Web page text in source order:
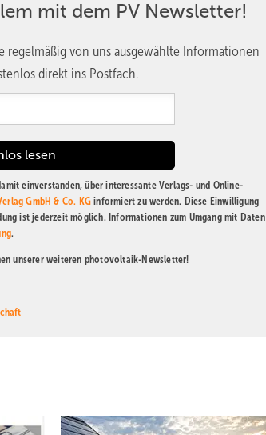
mit dem PV Newsletter!
regelmäßig von uns ausgewählte Informationen
direkt ins Postfach.
einverstanden, über interessante Verlags- und Online-
GmbH & Co. KG informiert zu werden. Diese Einwilligung
ist jederzeit möglich. Informationen zum Umgang mit Daten
.
unserer weiteren photovoltaik-Newsletter!